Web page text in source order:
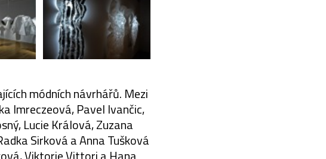
módních návrhářů. Mezi
Imreczeová, Pavel Ivančic,
Lucie Králová, Zuzana
Sirková a Anna Tušková